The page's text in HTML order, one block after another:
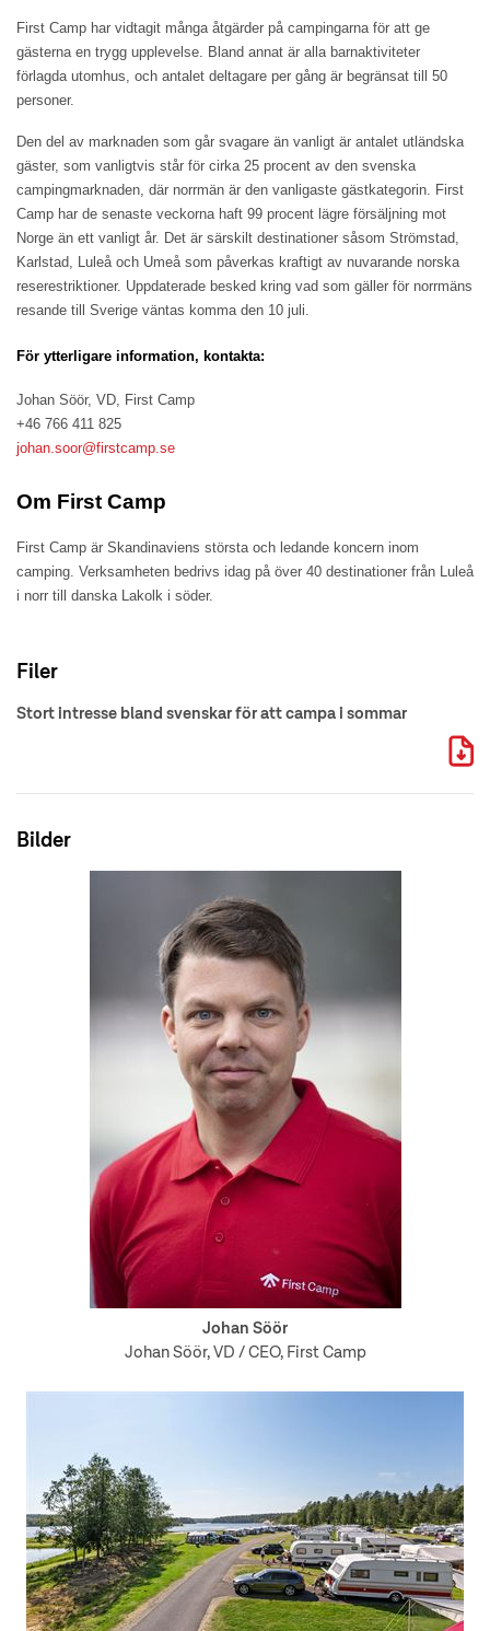
First Camp har vidtagit många åtgärder på campingarna för att ge
gästerna en trygg upplevelse. Bland annat är alla barnaktiviteter
förlagda utomhus, och antalet deltagare per gång är begränsat till 50
personer.
Den del av marknaden som går svagare än vanligt är antalet utländska
gäster, som vanligtvis står för cirka 25 procent av den svenska
campingmarknaden, där norrmän är den vanligaste gästkategorin. First
Camp har de senaste veckorna haft 99 procent lägre försäljning mot
Norge än ett vanligt år. Det är särskilt destinationer såsom Strömstad,
Karlstad, Luleå och Umeå som påverkas kraftigt av nuvarande norska
reserestriktioner. Uppdaterade besked kring vad som gäller för norrmäns
resande till Sverige väntas komma den 10 juli.
För ytterligare information, kontakta:
Johan Söör, VD, First Camp
+46 766 411 825
johan.soor@firstcamp.se
Om First Camp
First Camp är Skandinaviens största och ledande koncern inom
camping. Verksamheten bedrivs idag på över 40 destinationer från Luleå
i norr till danska Lakolk i söder.
Filer
Stort intresse bland svenskar för att campa i sommar
Bilder
Johan Söör
Johan Söör, VD / CEO, First Camp